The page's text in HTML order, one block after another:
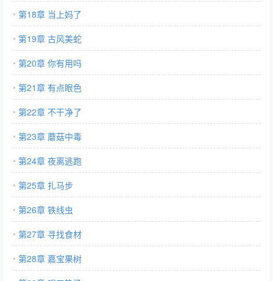
第18章 当上妈了
第19章 古风美蛇
第20章 你有用吗
第21章 有点眼色
第22章 不干净了
第23章 蘑菇中毒
第24章 夜离逃跑
第25章 扎马步
第26章 铁线虫
第27章 寻找食材
第28章 嘉宝果树